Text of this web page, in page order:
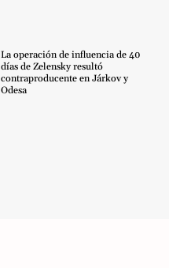
La operación de influencia de 40
días de Zelensky resultó
contraproducente en Járkov y
Odesa